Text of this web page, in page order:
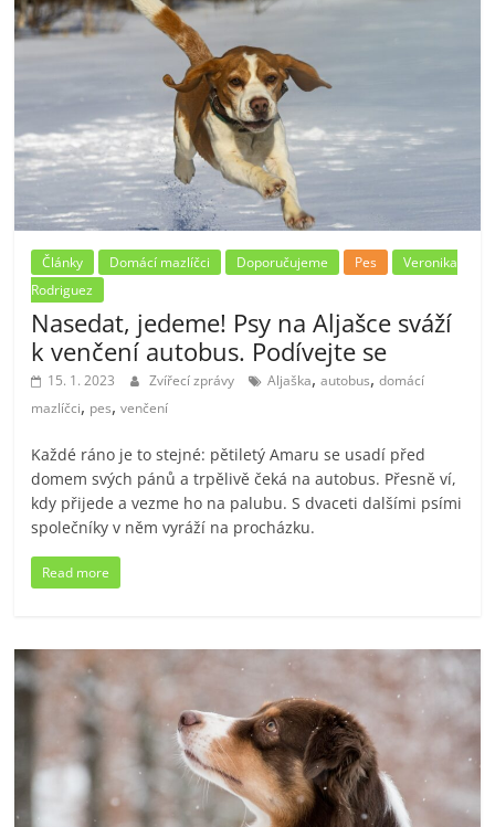
Články Domácí mazlíčci Doporučujeme Pes
Veronika
Rodriguez
Nasedat, jedeme! Psy na Aljašce sváží
k venčení autobus. Podívejte se
15. 1. 2023 Zvířecí zprávy Aljaška,autobus,domácí
mazlíčci, pes,venčení
Každé ráno je to stejné: pětiletý Amaru se usadí před
domem svých pánů a trpělivě čeká na autobus. Přesně ví,
kdy přijede a vezme ho na palubu. S dvaceti dalšími psími
společníky v něm vyráží na procházku.
Read more